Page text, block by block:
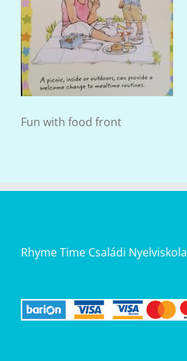
Fun with food front
Rhyme Time Családi Nyelviskola